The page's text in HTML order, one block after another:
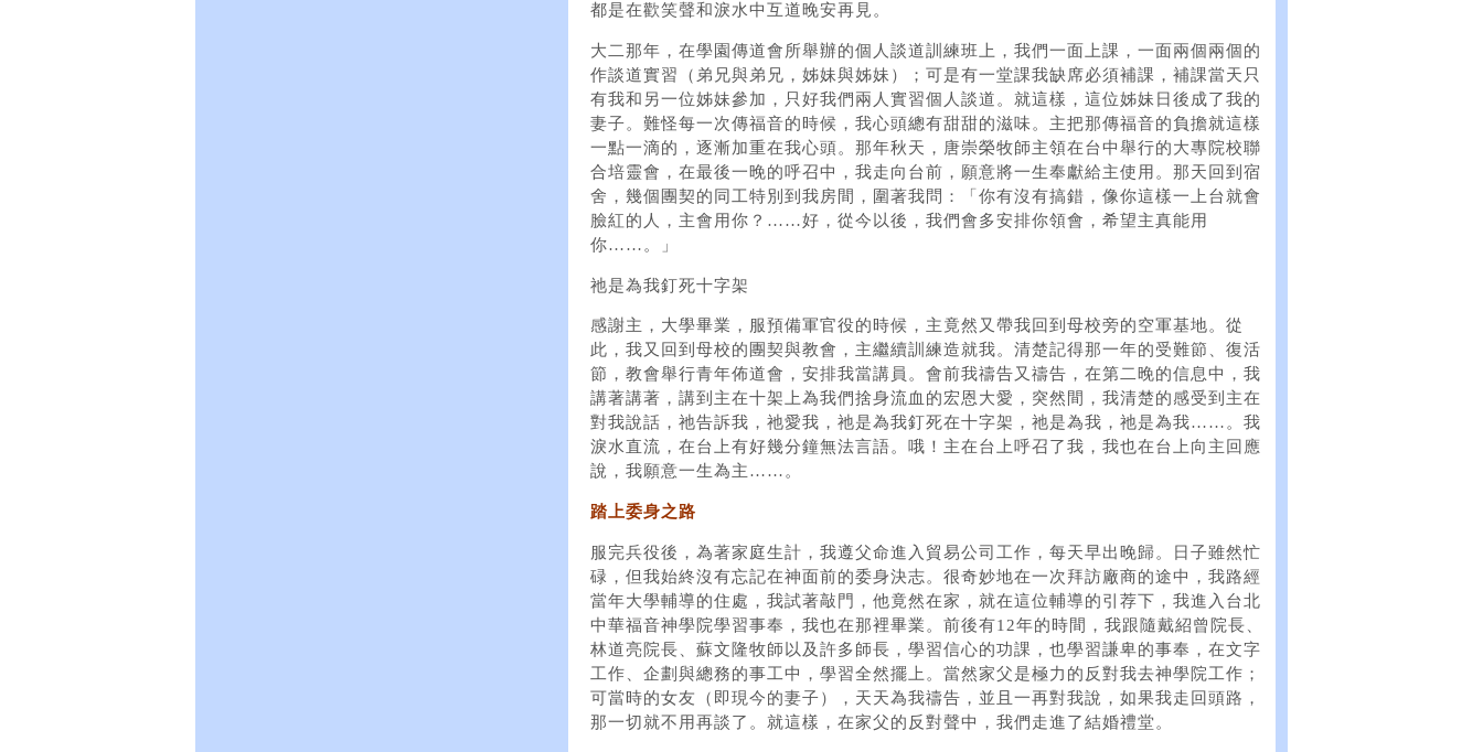
都是在歡笑聲和淚水中互道晚安再見。
大二那年，在學園傳道會所舉辦的個人談道訓練班上，我們一面上課，一面兩個兩個的
作談道實習（弟兄與弟兄，姊妹與姊妹）；可是有一堂課我缺席必須補課，補課當天只
有我和另一位姊妹參加，只好我們兩人實習個人談道。就這樣，這位姊妹日後成了我的
妻子。難怪每一次傳福音的時候，我心頭總有甜甜的滋味。主把那傳福音的負擔就這樣
一點一滴的，逐漸加重在我心頭。那年秋天，唐崇榮牧師主領在台中舉行的大專院校聯
合培靈會，在最後一晚的呼召中，我走向台前，願意將一生奉獻給主使用。那天回到宿
舍，幾個團契的同工特別到我房間，圍著我問：「你有沒有搞錯，像你這樣一上台就會
臉紅的人，主會用你？……好，從今以後，我們會多安排你領會，希望主真能用
你……。」
祂是為我釘死十字架
感謝主，大學畢業，服預備軍官役的時候，主竟然又帶我回到母校旁的空軍基地。從
此，我又回到母校的團契與教會，主繼續訓練造就我。清楚記得那一年的受難節、復活
節，教會舉行青年佈道會，安排我當講員。會前我禱告又禱告，在第二晚的信息中，我
講著講著，講到主在十架上為我們捨身流血的宏恩大愛，突然間，我清楚的感受到主在
對我說話，祂告訴我，祂愛我，祂是為我釘死在十字架，祂是為我，祂是為我……。我
淚水直流，在台上有好幾分鐘無法言語。哦！主在台上呼召了我，我也在台上向主回應
說，我願意一生為主……。
踏上委身之路
服完兵役後，為著家庭生計，我遵父命進入貿易公司工作，每天早出晚歸。日子雖然忙
碌，但我始終沒有忘記在神面前的委身決志。很奇妙地在一次拜訪廠商的途中，我路經
當年大學輔導的住處，我試著敲門，他竟然在家，就在這位輔導的引荐下，我進入台北
中華福音神學院學習事奉，我也在那裡畢業。前後有12年的時間，我跟隨戴紹曾院長、
林道亮院長、蘇文隆牧師以及許多師長，學習信心的功課，也學習謙卑的事奉，在文字
工作、企劃與總務的事工中，學習全然擺上。當然家父是極力的反對我去神學院工作；
可當時的女友（即現今的妻子），天天為我禱告，並且一再對我說，如果我走回頭路，
那一切就不用再談了。就這樣，在家父的反對聲中，我們走進了結婚禮堂。